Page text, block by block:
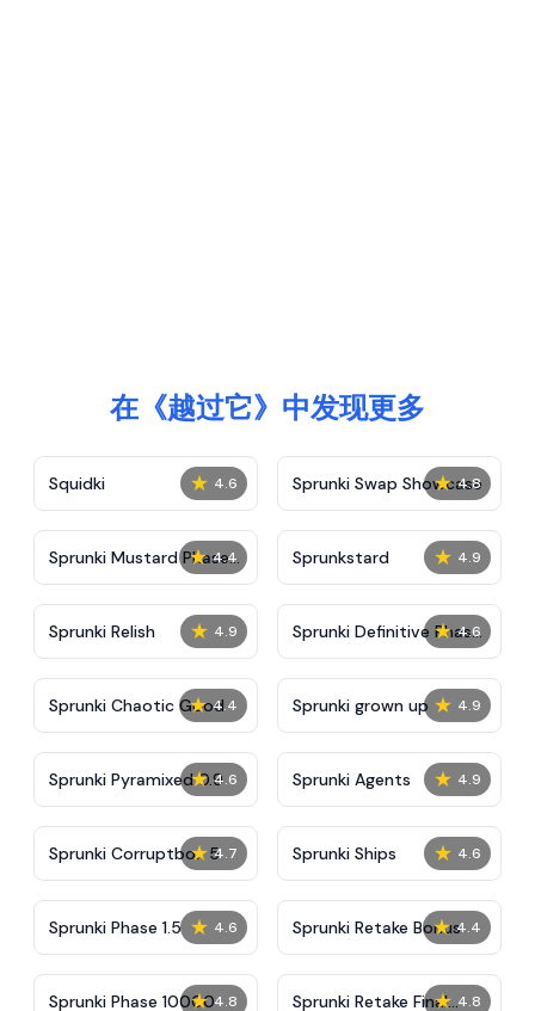
在《越过它》中发现更多
★ 4.6
Squidki ★ 4.8
Sprunki Swap Showcase
★ 4.4
Sprunki Mustard Phase
2
★ 4.9
Sprunkstard
★ 4.9
Sprunki Relish ★ 4.6
Sprunki Definitive Phase
7
★ 4.4
Sprunki Chaotic Good ★ 4.9
Sprunki grown up
★ 4.6
Sprunki Pyramixed 0.9 ★ 4.9
Sprunki Agents
★ 4.7
Sprunki Corruptbox 5 ★ 4.6
Sprunki Ships
★ 4.6
Sprunki Phase 1.5 ★ 4.4
Sprunki Retake Bonus
★ 4.8
Sprunki Phase 10000 ★ 4.8
Sprunki Retake Final